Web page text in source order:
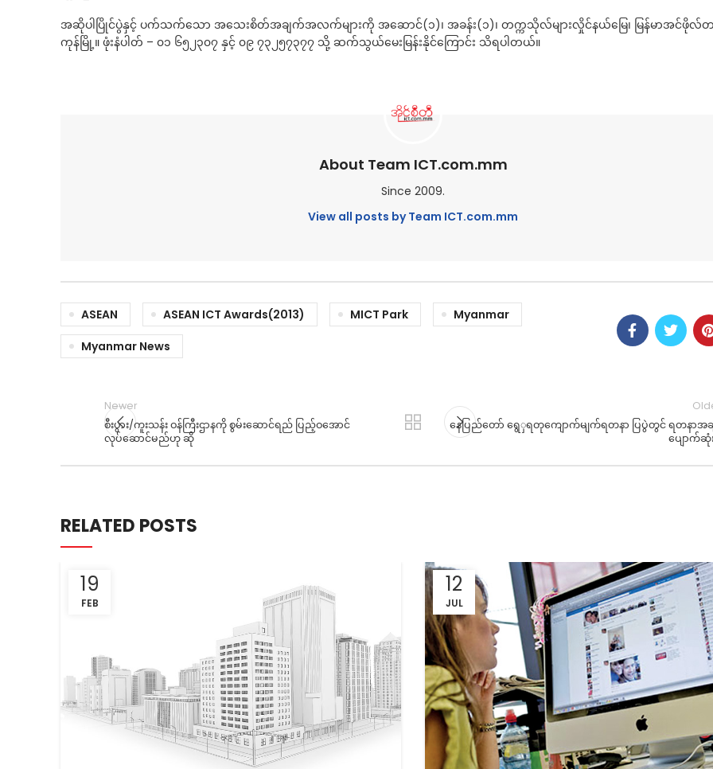
အဆိုပါပြိုင်ပွဲနှင့် ပက်သက်သော အသေးစိတ်အချက်အလက်များကို အဆောင်(၁)၊ အခန်း(၁)၊ တက္ကသိုလ်များလှိုင်နယ်မြေ၊ မြန်မာအင်ဖိုလ်
ကုန်မြို့။ ဖုံးနံပါတ် – ၀၁ ၆၅၂၃၀၇ နှင့် ၀၉ ၇၃၂၅၇၃၇၇ သို့ ဆက်သွယ်မေးမြန်းနိုင်ကြောင်း သိရပါတယ်။
About Team ICT.com.mm
Since 2009.
View all posts by Team ICT.com.mm
ASEAN ASEAN ICT Awards(2013) MICT Park
Myanmar
Myanmar News
Newer
စီးပွား/ကူးသန်း ဝန်ကြီးဌာနကို စွမ်းဆောင်ရည် ပြည့်ဝအောင်
လုပ်ဆောင်မည်ဟု ဆို
နေပြည်တော် ရွေှရတုကျောက်မျက်ရတနာ ပြပွဲတွင် ရတနာအ
ပျောက်ဆုံ
RELATED POSTS
19
FEB
12
JUL